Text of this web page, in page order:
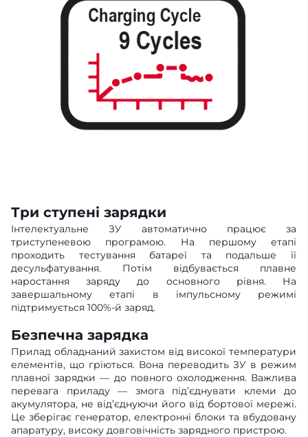
Три ступені зарядки
Інтелектуальне ЗУ автоматично працює за
триступеневою програмою. На першому етапі
проходить тестування батареї та подальше її
десульфатування. Потім відбувається плавне
наростання заряду до основного рівня. На
завершальному етапі в імпульсному режимі
підтримується 100%-й заряд.
Безпечна зарядка
Прилад обладнаний захистом від високої температури
елементів, що гріються. Вона переводить ЗУ в режим
плавної зарядки — до повного охолодження. Важлива
перевага приладу — змога під’єднувати клеми до
акумулятора, не від’єднуючи його від бортової мережі.
Це зберігає генератор, електронні блоки та вбудовану
апаратуру, високу довговічність зарядного пристрою.